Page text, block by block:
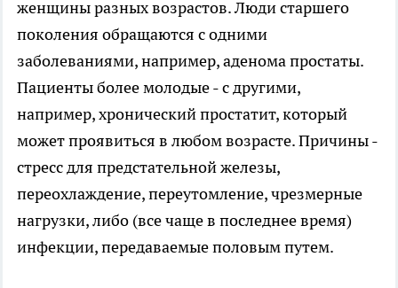
женщины разных возрастов. Люди старшего
поколения обращаются с одними
заболеваниями, например, аденома простаты.
Пациенты более молодые - с другими,
например, хронический простатит, который
может проявиться в любом возрасте. Причины -
стресс для предстательной железы,
переохлаждение, переутомление, чрезмерные
нагрузки, либо (все чаще в последнее время)
инфекции, передаваемые половым путем.